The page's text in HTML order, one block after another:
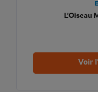
L'Oiseau
Voir